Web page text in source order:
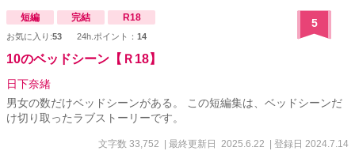
短編 完結 R18
お気に入り:53 24h.ポイント： 14
5
10のベッドシーン【Ｒ18】
日下奈緒
男女の数だけベッドシーンがある。 この短編集は、ベッドシーンだ
け切り取ったラブストーリーです。
文字数 33,752 | 最終更新日 2025.6.22 | 登録日 2024.7.14